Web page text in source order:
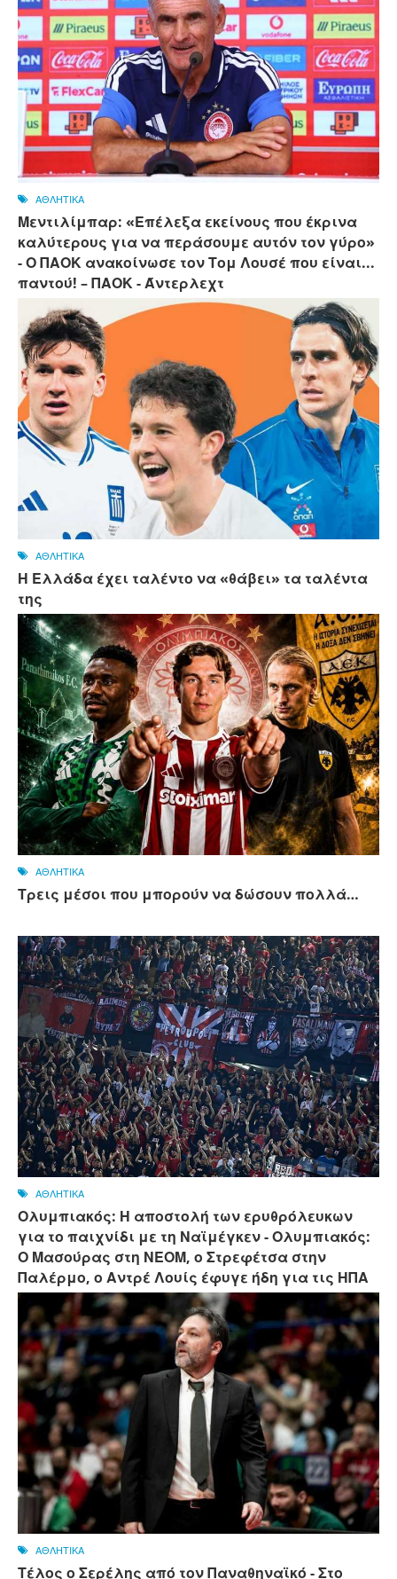
ΑΘΛΗΤΙΚΑ
Μεντιλίμπαρ: «Επέλεξα εκείνους που έκρινα
καλύτερους για να περάσουμε αυτόν τον γύρο»
- Ο ΠΑΟΚ ανακοίνωσε τον Τομ Λουσέ που είναι...
παντού! – ΠΑΟΚ - Άντερλεχτ
ΑΘΛΗΤΙΚΑ
Η Ελλάδα έχει ταλέντο να «θάβει» τα ταλέντα
της
ΑΘΛΗΤΙΚΑ
Τρεις μέσοι που μπορούν να δώσουν πολλά…
ΑΘΛΗΤΙΚΑ
Ολυμπιακός: Η αποστολή των ερυθρόλευκων
για το παιχνίδι με τη Ναϊμέγκεν - Ολυμπιακός:
Ο Μασούρας στη ΝΕΟΜ, ο Στρεφέτσα στην
Παλέρμο, ο Αντρέ Λουίς έφυγε ήδη για τις ΗΠΑ
ΑΘΛΗΤΙΚΑ
Τέλος ο Σερέλης από τον Παναθηναϊκό - Στο